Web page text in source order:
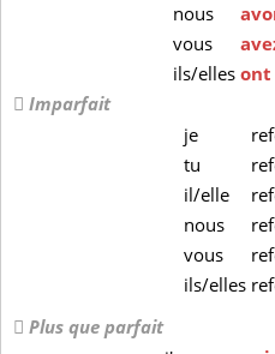
nous
vous
ils/elles ont
Imparfait
je
tu
il/elle
nous
vous
ils/elles
Plus que parfait